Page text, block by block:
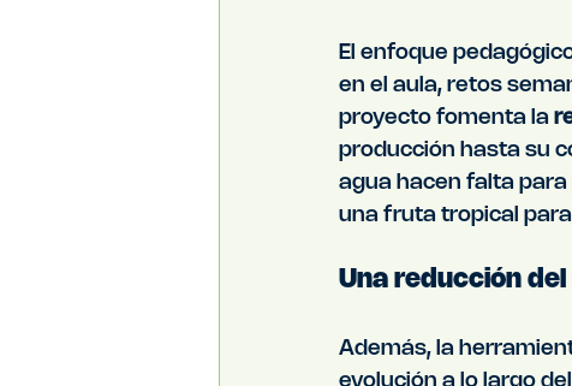
El enfoque
en el aula, retos
proyecto fomenta la
producción hasta su
agua hacen falta
una fruta tropical
Una reducción
Además, la
evolución a lo largo